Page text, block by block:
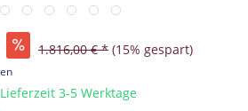
1.816,00 € * (15% gespart)
3-5 Werktage